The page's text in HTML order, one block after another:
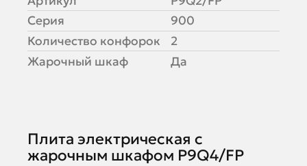
Серия
900
Количество конфорок
2
Жарочный шкаф
Да
Плита электрическая с
жарочным шкафом P9Q4/FP